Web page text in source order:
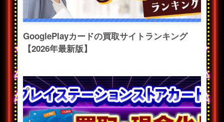
GooglePlayカードの買取サイトランキング
【2026年最新版】